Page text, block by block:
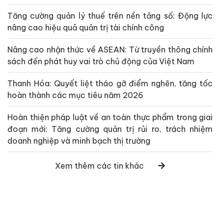
Tăng cường quản lý thuế trên nền tảng số: Động lực
nâng cao hiệu quả quản trị tài chính công
Nâng cao nhận thức về ASEAN: Từ truyền thông chính
sách đến phát huy vai trò chủ động của Việt Nam
Thanh Hóa: Quyết liệt tháo gỡ điểm nghẽn, tăng tốc
hoàn thành các mục tiêu năm 2026
Hoàn thiện pháp luật về an toàn thực phẩm trong giai
đoạn mới: Tăng cường quản trị rủi ro, trách nhiệm
doanh nghiệp và minh bạch thị trường
Xem thêm các tin khác